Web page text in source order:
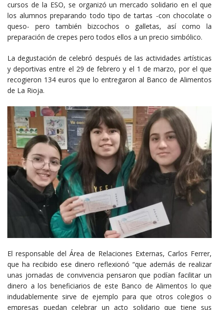
cursos de la ESO, se organizó un mercado solidario en el que
los alumnos preparando todo tipo de tartas -con chocolate o
queso- pero también bizcochos o galletas, así como la
preparación de crepes pero todos ellos a un precio simbólico.
La degustación de celebró después de las actividades artísticas
y deportivas entre el 29 de febrero y el 1 de marzo, por el que
recogieron 134 euros que lo entregaron al Banco de Alimentos
de La Rioja.
El responsable del Área de Relaciones Externas, Carlos Ferrer,
que ha recibido ese dinero reflexionó “que además de realizar
unas jornadas de convivencia pensaron que podían facilitar un
dinero a los beneficiarios de este Banco de Alimentos lo que
indudablemente sirve de ejemplo para que otros colegios o
empresas puedan celebrar un acto solidario que tiene sus